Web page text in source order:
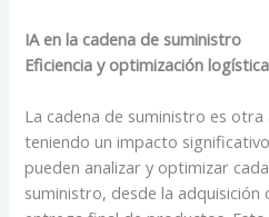
IA en la cadena de suministro
Eficiencia y optimización logística
La cadena de suministro es
teniendo un impacto
pueden analizar y optimizar
suministro, desde la